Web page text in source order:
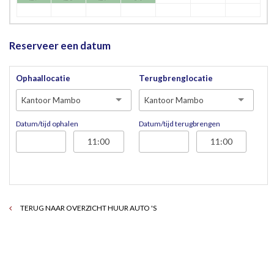
Reserveer een datum
Ophaallocatie
Kantoor Mambo
Datum/tijd ophalen
Terugbrenglocatie
Kantoor Mambo
Datum/tijd terugbrengen
TERUG NAAR OVERZICHT HUUR AUTO 'S